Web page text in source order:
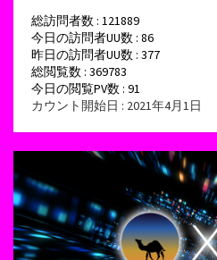
総訪問者数 : 121889
今日の訪問者UU数 : 86
昨日の訪問者UU数 : 377
総閲覧数 : 369783
今日の閲覧PV数 : 91
カウント開始日 : 2021年4月1日